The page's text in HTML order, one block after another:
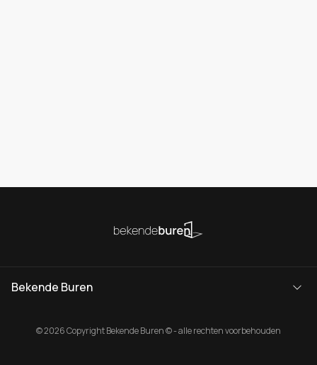
Bekende Buren
© 2026 Copyright Bekende Buren © - alle rechten voorbehouden